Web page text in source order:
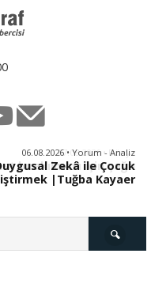
06.08.2026 • Yorum - Analiz
Zekâ ile Çocuk
|Tuğba Kayaer